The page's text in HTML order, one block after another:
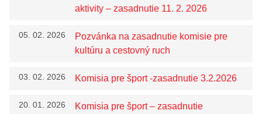
Miesto,lehota a spôsob podania opravného
Prehľad predpisov
Územný plán
Dokumenty mesta
aktivity – zasadnutie 11. 2. 2026
05. 02. 2026
Pozvánka na zasadnutie komisie pre
kultúru a cestovný ruch
03. 02. 2026 Komisia pre šport -zasadnutie 3.2.2026
20. 01. 2026
Komisia pre šport – zasadnutie